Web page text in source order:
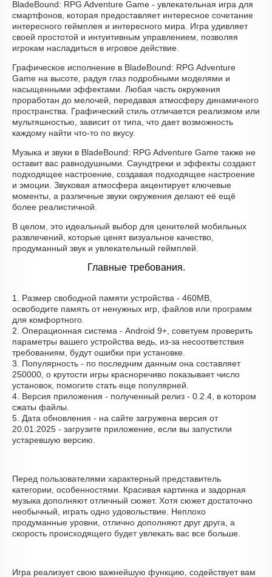
BladeBound: RPG Adventure Game - увлекательная игра для
смартфонов, которая предоставляет интересное сочетание
интересного геймплея и интересного мира. Игра удивляет
своей простотой и интуитивным управлением, позволяя
игрокам насладиться в игровое действие.
Графическое исполнение в BladeBound: RPG Adventure
Game на высоте, радуя глаз подробными моделями и
насыщенными эффектами. Любая часть окружения
проработан до мелочей, передавая атмосферу динамичного
пространства. Графический стиль отличается реализмом или
мультяшностью, зависит от типа, что дает возможность
каждому найти что-то по вкусу.
Музыка и звуки в BladeBound: RPG Adventure Game также не
оставит вас равнодушными. Саундтреки и эффекты создают
подходящее настроение, создавая подходящее настроение
и эмоции. Звуковая атмосфера акцентирует ключевые
моменты, а различные звуки окружения делают её ещё
более реалистичной.
В целом, это идеальный выбор для ценителей мобильных
развлечений, которые ценят визуальное качество,
продуманный звук и увлекательный геймплей.
Главные требования.
1. Размер свободной памяти устройства - 460MB,
освободите память от ненужных игр, файлов или программ
для комфортного.
2. Операционная система - Android 9+, советуем проверить
параметры вашего устройства ведь, из-за несоответствия
требованиям, будут ошибки при установке.
3. Популярность - по последним данным она составляет
250000, о крутости игры красноречиво показывает число
установок, помогите стать еще популярней.
4. Версия приложения - полученный релиз - 0.2.4, в котором
сжаты файлы.
5. Дата обновления - на сайте загружена версия от
20.01.2025 - загрузите приложение, если вы запустили
устаревшую версию.
Перед пользователями характерный представитель
категории, особенностями. Красивая картинка и задорная
музыка дополняют отличный сюжет. Хотя сюжет достаточно
необычный, играть одно удовольствие. Неплохо
продуманные уровни, отлично дополняют друг друга, а
скорость происходящего будет увлекать вас все больше.
Игра реализует свою важнейшую функцию, содействует вам